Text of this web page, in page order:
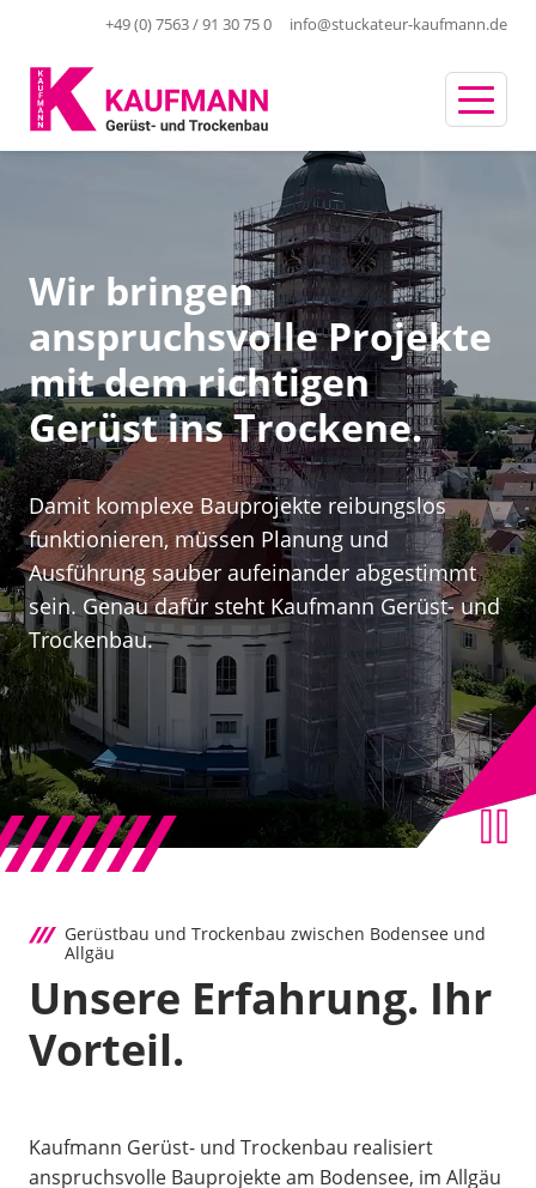
+49 (0) 7563 / 91 30 75 0 info@stuckateur-kaufmann.de
Wir bringen
anspruchsvolle Projekte
mit dem richtigen
Gerüst ins Trockene.
Damit komplexe Bauprojekte reibungslos
funktionieren, müssen Planung und
Ausführung sauber aufeinander abgestimmt
sein. Genau dafür steht Kaufmann Gerüst- und
Trockenbau.
Gerüstbau und Trockenbau zwischen Bodensee und
Allgäu
Unsere Erfahrung. Ihr
Vorteil.
Kaufmann Gerüst- und Trockenbau realisiert
anspruchsvolle Bauprojekte am Bodensee, im Allgäu